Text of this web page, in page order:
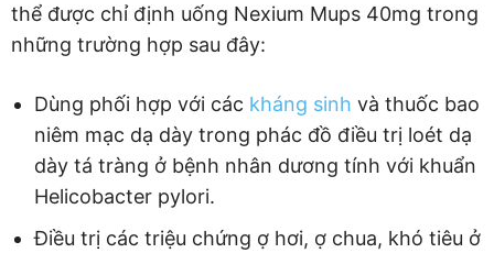
thể được chỉ định uống Nexium Mups 40mg trong
những trường hợp sau đây:
Dùng phối hợp với các kháng sinh và thuốc bao
niêm mạc dạ dày trong phác đồ điều trị loét dạ
dày tá tràng ở bệnh nhân dương tính với khuẩn
Helicobacter pylori.
Điều trị các triệu chứng ợ hơi, ợ chua, khó tiêu ở